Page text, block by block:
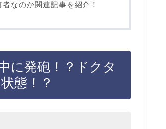
なのか関連記事を紹介！
に発砲！？ドクタ
態！？